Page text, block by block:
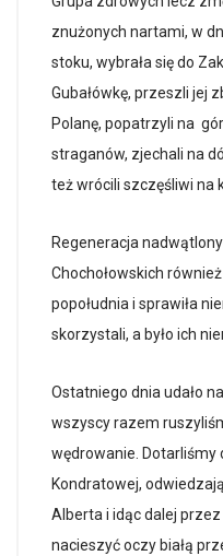
znużonych nartami, w
stoku, wybrała się do
Gubałówkę, przeszli jej
Polanę, popatrzyli na
straganów, zjechali na
też wrócili szczęśliwi na
Regeneracja
Chochołowskich
popołudnia i sprawiła
skorzystali, a było ich
Ostatniego dnia udało
wszyscy razem
wędrowanie. Dotarliśmy
Kondratowej,
Alberta i idąc dalej
nacieszyć oczy białą